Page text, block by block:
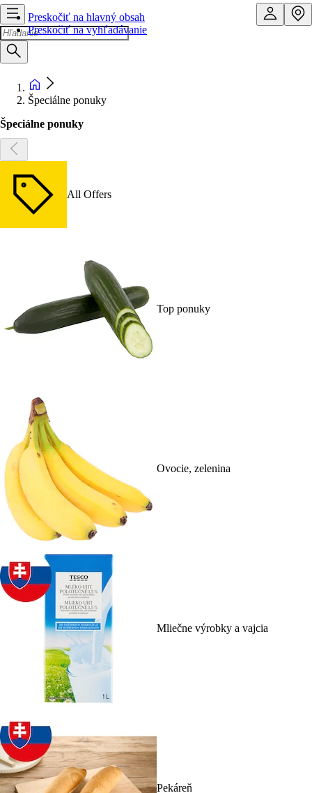
Preskočiť na hlavný obsah
Preskočiť na vyhľadávanie
Špeciálne ponuky
Špeciálne ponuky
All Offers
Top ponuky
Ovocie, zelenina
Mliečne výrobky a vajcia
Pekáreň